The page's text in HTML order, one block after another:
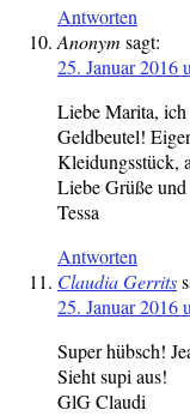
Antworten
Anonym sagt:
25. Januar 2016
Liebe Marita,
Geldbeutel!
Kleidungsstück,
Liebe Grüße
Tessa
Antworten
Claudia Gerrits
25. Januar 2016
Super hübsch!
Sieht supi aus!
GlG Claudi